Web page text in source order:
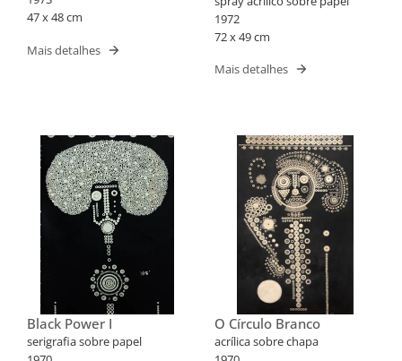
47 x 48 cm
Mais detalhes
1972
72 x 49 cm
Mais detalhes
Black Power I
serigrafia sobre papel
O Círculo Branco
acrílica sobre chapa